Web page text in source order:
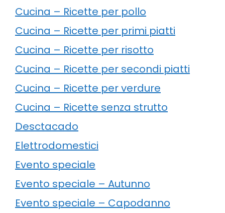
Cucina – Ricette per pollo
Cucina – Ricette per primi piatti
Cucina – Ricette per risotto
Cucina – Ricette per secondi piatti
Cucina – Ricette per verdure
Cucina – Ricette senza strutto
Desctacado
Elettrodomestici
Evento speciale
Evento speciale – Autunno
Evento speciale – Capodanno